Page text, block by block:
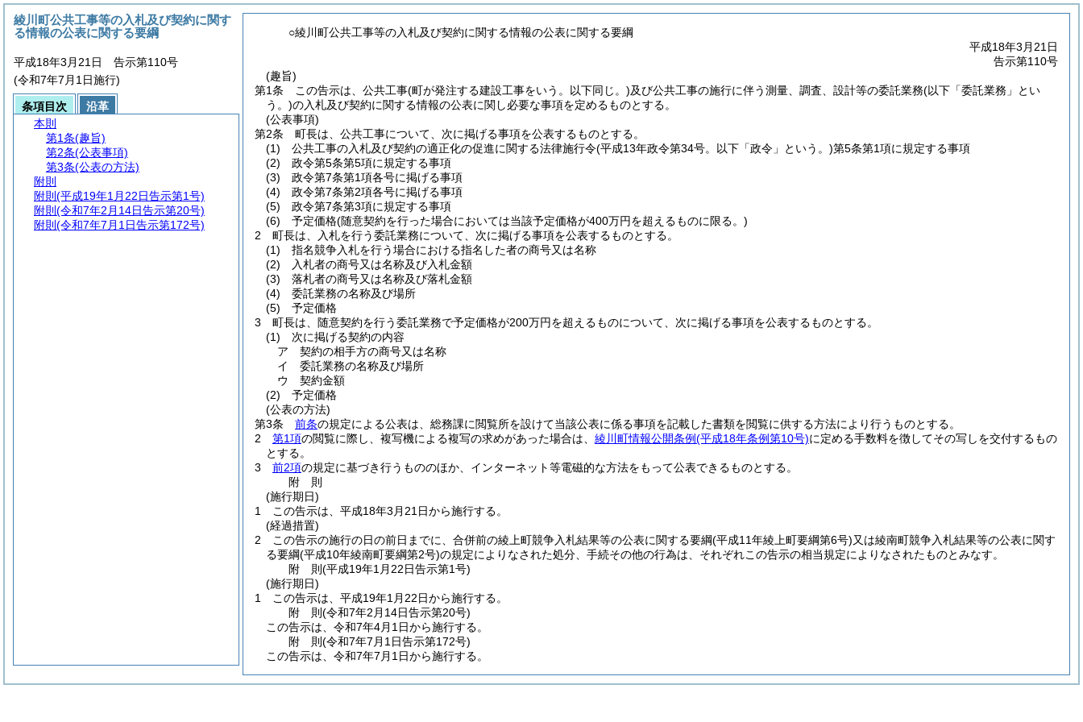
○綾川町公共工事等の入札及び契約に関する情報の公表に関する要綱
平成18年3月21日
告示第110号
(趣旨)
第1条
この告示は、公共工事(町が発注する建設工事をいう。以下同じ。)及び公共工事の施行に伴う測量、調査、設計等の委託業務(以下「委託業務」とい
う。)の入札及び契約に関する情報の公表に関し必要な事項を定めるものとする。
(公表事項)
第2条
町長は、公共工事について、次に掲げる事項を公表するものとする。
(1)
公共工事の入札及び契約の適正化の促進に関する法律施行令(平成13年政令第34号。以下「政令」という。)第5条第1項に規定する事項
(2)
政令第5条第5項に規定する事項
(3)
政令第7条第1項各号に掲げる事項
(4)
政令第7条第2項各号に掲げる事項
(5)
政令第7条第3項に規定する事項
(6)
予定価格(随意契約を行った場合においては当該予定価格が400万円を超えるものに限る。)
2
町長は、入札を行う委託業務について、次に掲げる事項を公表するものとする。
(1)
指名競争入札を行う場合における指名した者の商号又は名称
(2)
入札者の商号又は名称及び入札金額
(3)
落札者の商号又は名称及び落札金額
(4)
委託業務の名称及び場所
(5)
予定価格
3
町長は、随意契約を行う委託業務で予定価格が200万円を超えるものについて、次に掲げる事項を公表するものとする。
(1)
次に掲げる契約の内容
ア
契約の相手方の商号又は名称
イ
委託業務の名称及び場所
ウ
契約金額
(2)
予定価格
(公表の方法)
第3条
前条の規定による公表は、総務課に閲覧所を設けて当該公表に係る事項を記載した書類を閲覧に供する方法により行うものとする。
2
第1項の閲覧に際し、複写機による複写の求めがあった場合は、 綾川町情報公開条例(平成18年条例第10号)に定める手数料を徴してその写しを交付するもの
とする。
3
前2項の規定に基づき行うもののほか、インターネット等電磁的な方法をもって公表できるものとする。
附 則
(施行期日)
1
この告示は、平成18年3月21日から施行する。
(経過措置)
2
この告示の施行の日の前日までに、合併前の綾上町競争入札結果等の公表に関する要綱(平成11年綾上町要綱第6号)又は綾南町競争入札結果等の公表に関す
る要綱(平成10年綾南町要綱第2号)の規定によりなされた処分、手続その他の行為は、それぞれこの告示の相当規定によりなされたものとみなす。
附 則(平成19年1月22日告示第1号)
(施行期日)
1
この告示は、平成19年1月22日から施行する。
附 則(令和7年2月14日告示第20号)
この告示は、令和7年4月1日から施行する。
附 則(令和7年7月1日告示第172号)
この告示は、令和7年7月1日から施行する。
綾川町公共工事等の入札及び契約に関す
る情報の公表に関する要綱
平成18年3月21日 告示第110号
(令和7年7月1日施行)
条項目次
沿革
本則
第1条(趣旨)
第2条(公表事項)
第3条(公表の方法)
附則
附則 (平成19年1月22日告示第1号)
附則 (令和7年2月14日告示第20号)
附則 (令和7年7月1日告示第172号)